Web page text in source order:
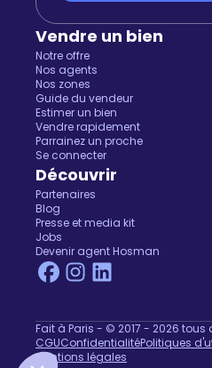
Salut c'est nous...
les Cookies !
On a attendu d'être sûrs que le
vous intéresse avant de vous
vous accompagner pendant votre
C'est OK pour vous ?
Pour modifier vos préférences
Lire la politique de confidentialité
Consentements
Vendre un bien
Notre offre
Nos agents
Nos zones
Guide du vendeur
Estimer un bien
Vendre rapidement
Parrainez un proche
Se connecter
Découvrir
Partenaires
Blog
Presse et media kit
Jobs
Devenir agent Hosman
Fait à Paris - © 2017 - 2026 tous
CGUConfidentialitéPolitiques
Mentions légales